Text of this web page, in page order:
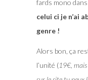
fards mono
celui ci je n’ai
genre !
Alors bon, ça
l’unité (19€, mais